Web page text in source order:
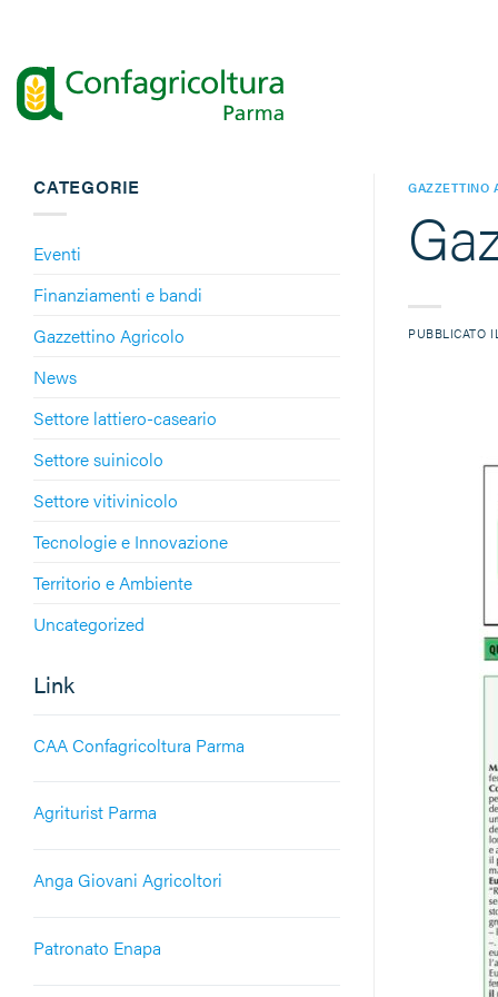
contenuti
CATEGORIE
Eventi
Finanziamenti e bandi
Gazzettino Agricolo
News
Settore lattiero-caseario
Settore suinicolo
Settore vitivinicolo
Tecnologie e Innovazione
Territorio e Ambiente
Uncategorized
Link
CAA Confagricoltura Parma
Agriturist Parma
Anga Giovani Agricoltori
Patronato Enapa
GAZZETTINO
PUBBLICATO